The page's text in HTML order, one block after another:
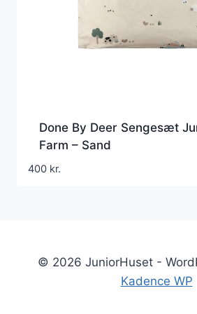
Done By Deer Sengesæt
Farm – Sand
400 kr.
© 2026 JuniorHuset -
Kadence WP